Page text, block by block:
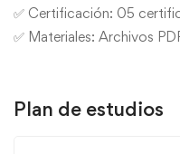
✅ Certificación: 05
✅ Materiales: Archivos
Plan de estudios